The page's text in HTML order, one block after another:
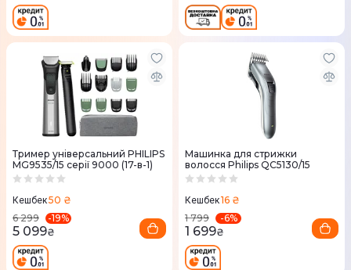
Тример універсальний PHILIPS
MG9535/15 серії 9000 (17-в-1)
Кешбек50 ₴
6 299
-19%
5 099₴
Машинка для стрижки
волосся Philips QC5130/15
Кешбек16 ₴
1 799
-6%
1 699₴